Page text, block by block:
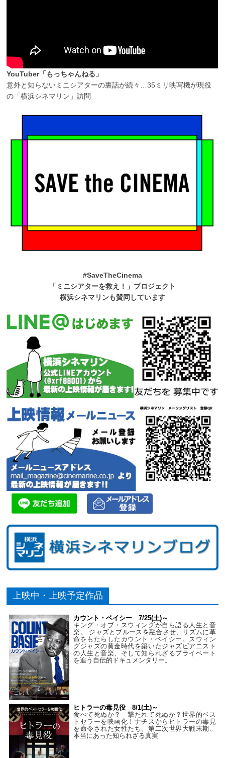
YouTuber「もっちゃんねる」
意外と知らないミニシアターの裏話が続々…35ミリ映写機が現役
の「横浜シネマリン」訪問
#SaveTheCinema
「ミニシアターを救え！」プロジェクト
横浜シネマリンも賛同しています
上映中・上映予定作品
カウント・ベイシー 7/25(土)～
キング・オブ・スウィングが自ら語る人生と音
楽。 ジャズとブルースを融合させ、リズムに革
命をもたらしたカウント・ベイシー。スウィン
グジャズの黄金時代を築いたジャズピアニスト
の人生と音楽、そして知られざるプライベート
を追う自伝的ドキュメンタリー。
ヒトラーの毒見役 8/1(土)～
食べて死ぬか？ 撃たれて死ぬか？世界的ベス
トセラーを映画化！ナチスからヒトラーの毒見
を命令された女性たち。第二次世界大戦末期、
本当にあった知られざる真実